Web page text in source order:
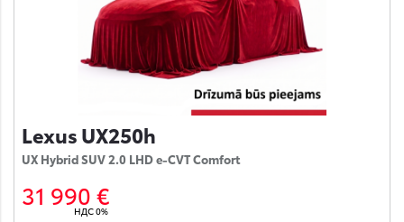
Lexus UX250h
UX Hybrid SUV 2.0 LHD e-CVT Comfort
31 990 €
НДС 0%